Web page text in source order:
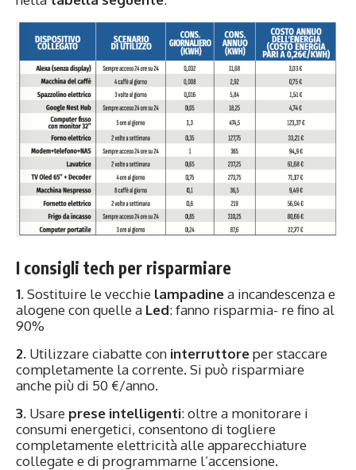
I consigli tech per risparmiare
1. Sostituire le vecchie lampadinea incandescenza e
alogene con quelle a Led: fanno risparmia- re fino al
90%
2. Utilizzare ciabatte con interruttoreper staccare
completamente la corrente. Si può risparmiare
anche più di 50 €/anno.
3. Usare prese intelligenti: oltre a monitorare i
consumi energetici, consentono di togliere
completamente elettricità alle apparecchiature
collegate e di programmarne l’accensione.